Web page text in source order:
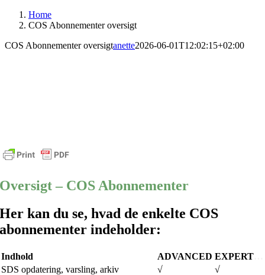
Home
COS Abonnementer oversigt
COS Abonnementer oversigtanette2026-06-01T12:02:15+02:00
Oversigt – COS Abonnementer
Her kan du se, hvad de enkelte COS
abonnementer indeholder:
Indhold ADVANCED EXPERT
SDS opdatering, varsling, arkiv
√
√